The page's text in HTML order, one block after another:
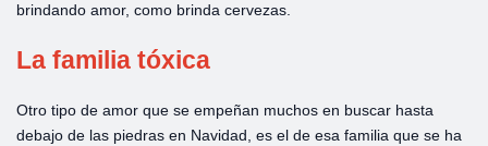
brindando amor, como brinda cervezas.
La familia tóxica
Otro tipo de amor que se empeñan muchos en buscar hasta
debajo de las piedras en Navidad, es el de esa familia que se ha